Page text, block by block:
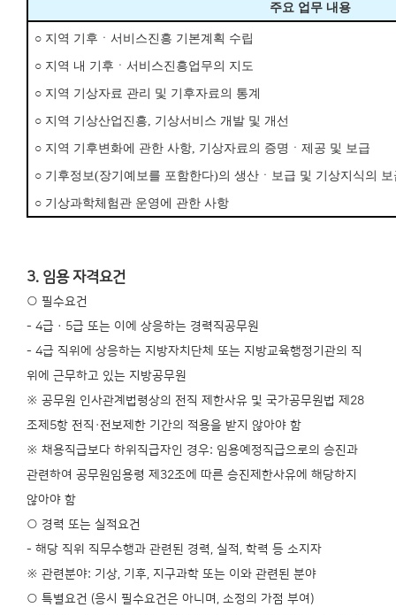
주요 업무 내용
○ 지역 기후ㆍ서비스진흥 기본계획 수립
○ 지역 내 기후ㆍ서비스진흥업무의 지도
○ 지역 기상자료 관리 및 기후자료의 통계
○ 지역 기상산업진흥, 기상서비스 개발 및 개선
○ 지역 기후변화에 관한 사항, 기상자료의 증명ㆍ제공 및 보급
○ 기후정보(장기예보를 포함한다)의 생산ㆍ보급 및 기상지식의 보
○ 기상과학체험관 운영에 관한 사항
3. 임용 자격요건
○ 필수요건
- 4급ㆍ5급 또는 이에 상응하는 경력직공무원
- 4급 직위에 상응하는 지방자치단체 또는 지방교육행정기관의 직
위에 근무하고 있는 지방공무원
※ 공무원 인사관계법령상의 전직 제한사유 및 국가공무원법 제28
조제5항 전직·전보제한 기간의 적용을 받지 않아야 함
※ 채용직급보다 하위직급자인 경우: 임용예정직급으로의 승진과
관련하여 공무원임용령 제32조에 따른 승진제한사유에 해당하지
않아야 함
○ 경력 또는 실적요건
- 해당 직위 직무수행과 관련된 경력, 실적, 학력 등 소지자
※ 관련분야: 기상, 기후, 지구과학 또는 이와 관련된 분야
○ 특별요건 (응시 필수요건은 아니며, 소정의 가점 부여)